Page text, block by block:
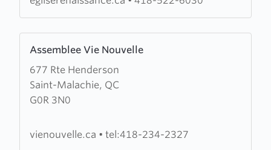
Assemblee Vie Nouvelle
677 Rte Henderson
Saint-Malachie, QC
G0R 3N0
more
about
Assemblee
Vie
vienouvelle.ca • tel:418-234-2327